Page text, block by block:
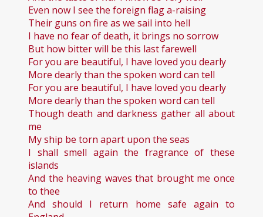
Even now I see the foreign flag a-raising
Their guns on fire as we sail into hell
I have no fear of death, it brings no sorrow
But how bitter will be this last farewell
For you are beautiful, I have loved you dearly
More dearly than the spoken word can tell
For you are beautiful, I have loved you dearly
More dearly than the spoken word can tell
Though death and darkness gather all about
me
My ship be torn apart upon the seas
I shall smell again the fragrance of these
islands
And the heaving waves that brought me once
to thee
And should I return home safe again to